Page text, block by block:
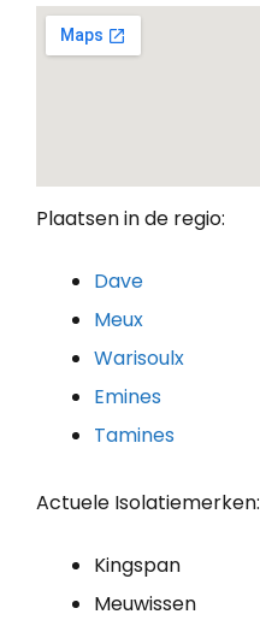
Plaatsen in de regio:
Dave
Meux
Warisoulx
Emines
Tamines
Actuele Isolatiemerken:
Kingspan
Meuwissen